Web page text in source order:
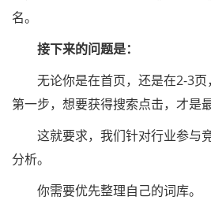
名。
接下来的问题是：
无论你是在首页，还是在2-3页
第一步，想要获得搜索点击，才是
这就要求，我们针对行业参与
分析。
你需要优先整理自己的词库。